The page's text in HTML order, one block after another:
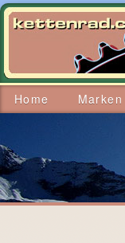
Home Marken